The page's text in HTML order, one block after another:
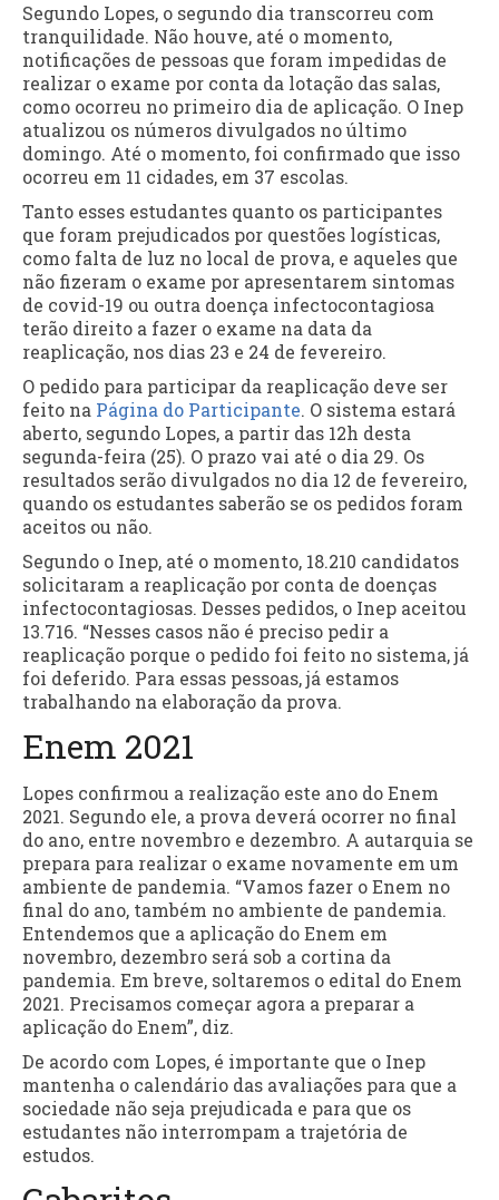
Segundo Lopes, o segundo dia transcorreu com
tranquilidade. Não houve, até o momento,
notificações de pessoas que foram impedidas de
realizar o exame por conta da lotação das salas,
como ocorreu no primeiro dia de aplicação. O Inep
atualizou os números divulgados no último
domingo. Até o momento, foi confirmado que isso
ocorreu em 11 cidades, em 37 escolas.
Tanto esses estudantes quanto os participantes
que foram prejudicados por questões logísticas,
como falta de luz no local de prova, e aqueles que
não fizeram o exame por apresentarem sintomas
de covid-19 ou outra doença infectocontagiosa
terão direito a fazer o exame na data da
reaplicação, nos dias 23 e 24 de fevereiro.
O pedido para participar da reaplicação deve ser
feito na Página do Participante. O sistema estará
aberto, segundo Lopes, a partir das 12h desta
segunda-feira (25). O prazo vai até o dia 29. Os
resultados serão divulgados no dia 12 de fevereiro,
quando os estudantes saberão se os pedidos foram
aceitos ou não.
Segundo o Inep, até o momento, 18.210 candidatos
solicitaram a reaplicação por conta de doenças
infectocontagiosas. Desses pedidos, o Inep aceitou
13.716. “Nesses casos não é preciso pedir a
reaplicação porque o pedido foi feito no sistema, já
foi deferido. Para essas pessoas, já estamos
trabalhando na elaboração da prova.
Enem 2021
Lopes confirmou a realização este ano do Enem
2021. Segundo ele, a prova deverá ocorrer no final
do ano, entre novembro e dezembro. A autarquia se
prepara para realizar o exame novamente em um
ambiente de pandemia. “Vamos fazer o Enem no
final do ano, também no ambiente de pandemia.
Entendemos que a aplicação do Enem em
novembro, dezembro será sob a cortina da
pandemia. Em breve, soltaremos o edital do Enem
2021. Precisamos começar agora a preparar a
aplicação do Enem”, diz.
De acordo com Lopes, é importante que o Inep
mantenha o calendário das avaliações para que a
sociedade não seja prejudicada e para que os
estudantes não interrompam a trajetória de
estudos.